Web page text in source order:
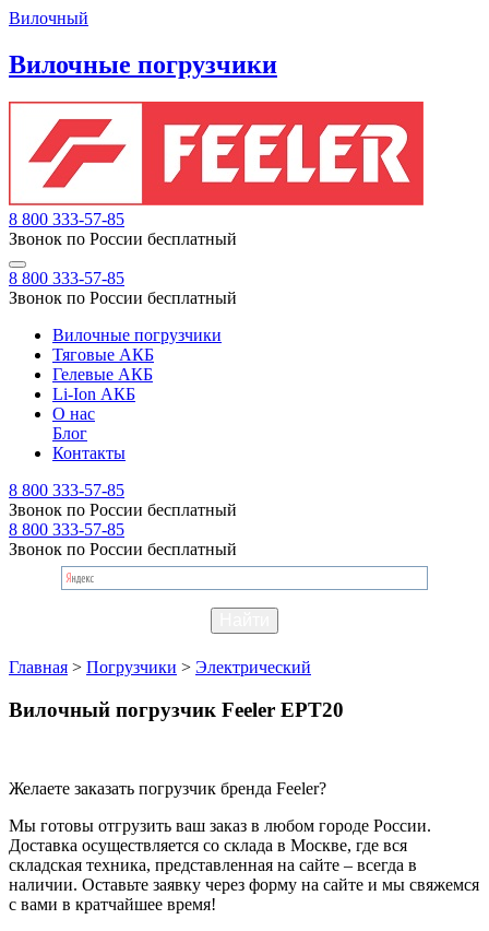
Вилочный
Вилочные погрузчики
8 800 333-57-85
Звонок по России бесплатный
8 800 333-57-85
Звонок по России бесплатный
Вилочные погрузчики
Тяговые АКБ
Гелевые АКБ
Li-Ion АКБ
О нас
Блог
Контакты
8 800 333-57-85
Звонок по России бесплатный
8 800 333-57-85
Звонок по России бесплатный
Главная > Погрузчики > Электрический
Вилочный погрузчик Feeler EPT20
Желаете заказать погрузчик бренда Feeler?
Мы готовы отгрузить ваш заказ в любом городе России.
Доставка осуществляется со склада в Москве, где вся
складская техника, представленная на сайте – всегда в
наличии. Оставьте заявку через форму на сайте и мы свяжемся
с вами в кратчайшее время!